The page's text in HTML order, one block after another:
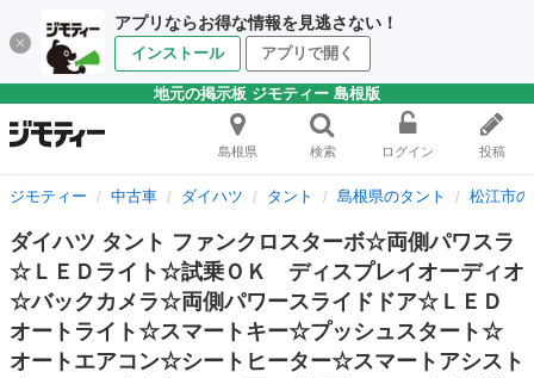
アプリならお得な情報を見逃さない！
インストール アプリで開く
地元の掲示板 ジモティー 島根版
島根県 検索 ログイン 投稿
ジモティー 中古車 ダイハツ タント 島根県のタント 松江市
ダイハツ タント ファンクロスターボ☆両側パワスラ
☆ＬＥＤライト☆試乗ＯＫ ディスプレイオーディオ
☆バックカメラ☆両側パワースライドドア☆ＬＥＤ
オートライト☆スマートキー☆プッシュスタート☆
オートエアコン☆シートヒーター☆スマートアシスト